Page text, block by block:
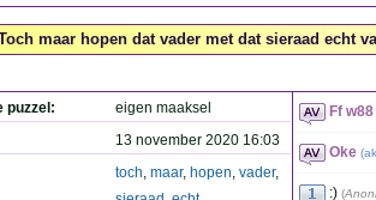
maar hopen dat vader met dat sieraad echt
puzzel:
eigen maaksel
13 november 2020 16:03
toch, maar, hopen, vader,
Ff w88
Oke (
:) (